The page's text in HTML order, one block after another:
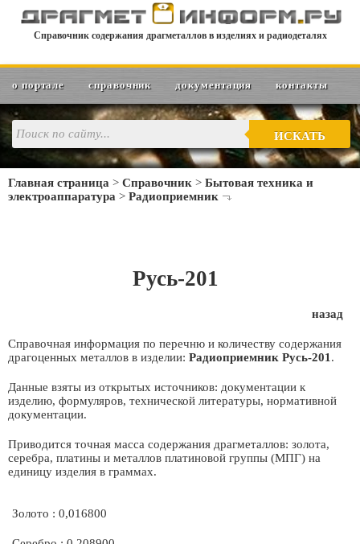
Справочник содержания драгметаллов в изделиях и радиодеталях
о портале справочник документация контакты
ИСКАТЬ
Главная страница > Справочник > Бытовая техника и
электроаппаратура > Радиоприемник
Русь-201
назад
Справочная информация по перечню и количеству содержания
драгоценных металлов в изделии: Радиоприемник Русь-201 .
Данные взяты из открытых источников: документации к
изделию, формуляров, технической литературы, нормативной
документации.
Приводится точная масса содержания драгметаллов: золота,
серебра, платины и металлов платиновой группы (МПГ) на
единицу изделия в граммах.
Золото : 0,016800